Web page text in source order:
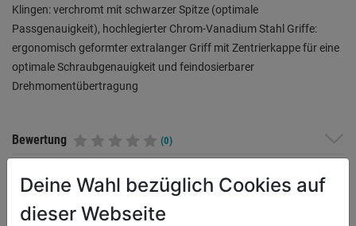
Klingen: verchromt mit schwarzer Spitze (optimale
Passgenauigkeit), hochlegierter Chrom-Vanadium Stahl Griffe:
ergonomisch geformter extralanger Griff mit Zentrierkappe für eine
optimale Schraubgenauigkeit und feindosierbarer
Drehmomentübertragung
Bewertung (0)
Deine Wahl bezüglich Cookies auf
dieser Webseite